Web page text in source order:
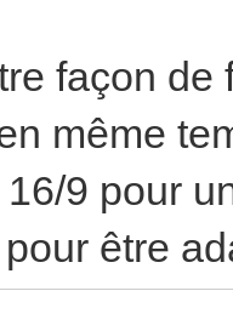
façon
même
9 pour
être